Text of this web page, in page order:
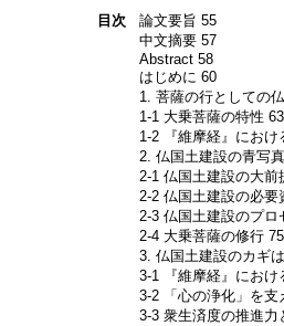
目次
論文要旨 55
中文摘要 57
Abstract 58
はじめに 60
1. 菩薩の行としての
1-1 大乗菩薩の特性 63
1-2 『維摩経』におけ
2. 仏国土建設の青写
2-1 仏国土建設の大
2-2 仏国土建設の必
2-3 仏国土建設のプロ
2-4 大乗菩薩の修行 75
3. 仏国土建設のカギ
3-1 『維摩経』にお
3-2 「心の浄化」を支
3-3 衆生済度の推進